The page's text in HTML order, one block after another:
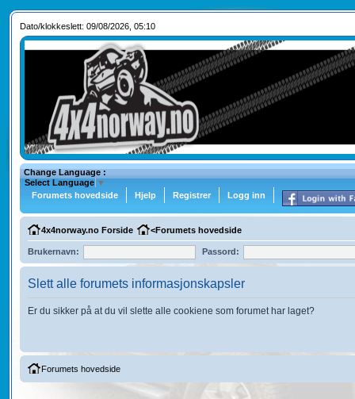
Dato/klokkeslett: 09/08/2026, 05:10
Change Language :
Select Language ▼
Forumets hovedside
Hjelp Registrer Logg inn
4x4norway.no Forside <Forumets hovedside
Brukernavn: Passord:
Slett alle forumets informasjonskapsler
Er du sikker på at du vil slette alle cookiene som forumet har laget?
Forumets hovedside